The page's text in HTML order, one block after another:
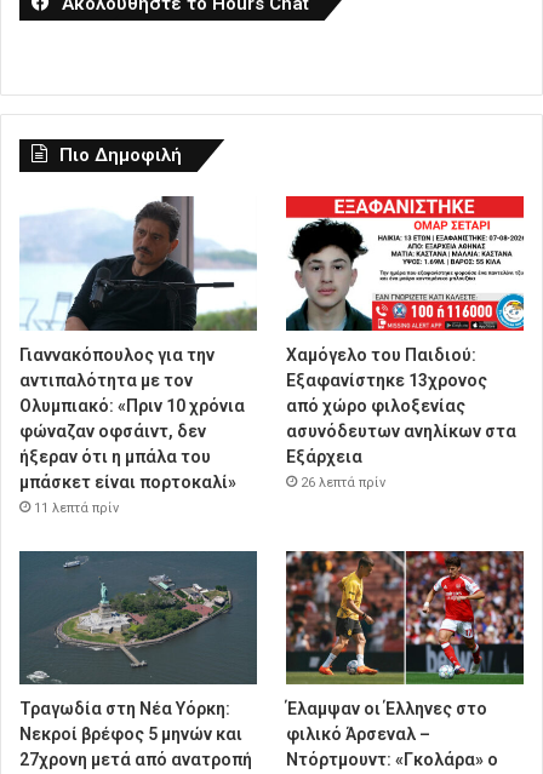
Πιο Δημοφιλή
Γιαννακόπουλος για την
αντιπαλότητα με τον
Ολυμπιακό: «Πριν 10 χρόνια
φώναζαν οφσάιντ, δεν
ήξεραν ότι η μπάλα του
μπάσκετ είναι πορτοκαλί»
11 λεπτά πρίν
Χαμόγελο του Παιδιού:
Εξαφανίστηκε 13χρονος
από χώρο φιλοξενίας
ασυνόδευτων ανηλίκων στα
Εξάρχεια
26 λεπτά πρίν
Τραγωδία στη Νέα Υόρκη:
Νεκροί βρέφος 5 μηνών και
27χρονη μετά από ανατροπή
Έλαμψαν οι Έλληνες στο
φιλικό Άρσεναλ –
Ντόρτμουντ: «Γκολάρα» ο